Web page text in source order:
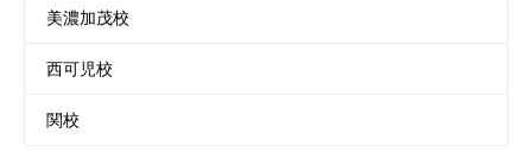
美濃加茂校
西可児校
関校